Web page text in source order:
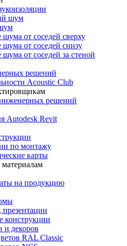
шум
от соседей сверху
от соседей снизу
от соседей за стеной
решений
Acoustic Club
решений
Autodesk Revit
по монтажу
карты
на продукцию
конструкции
и декоров
RAL Сlassic